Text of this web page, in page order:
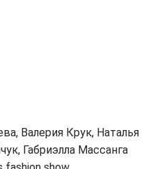
Валерия Крук, Наталья
Габриэлла Массанга